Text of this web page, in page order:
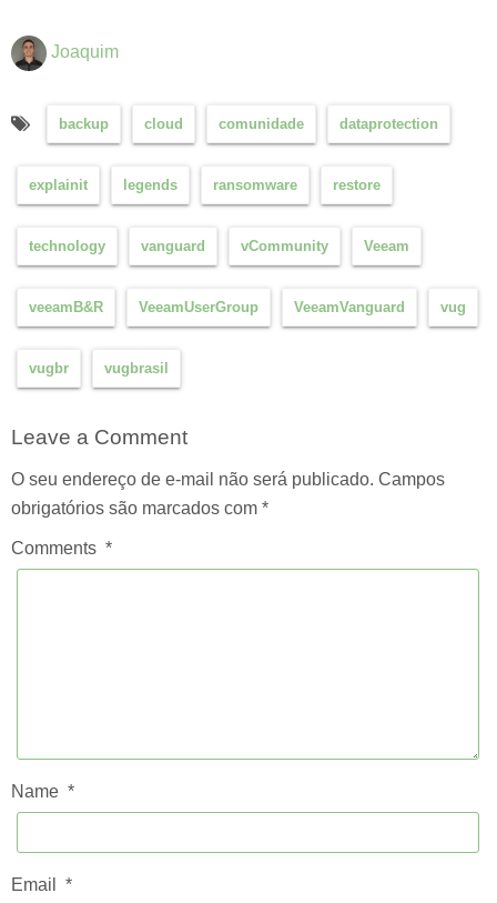
Joaquim
backup cloud comunidade dataprotection
explainit legends ransomware restore
technology vanguard vCommunity Veeam
veeamB&R VeeamUserGroup VeeamVanguard vug
vugbr vugbrasil
Leave a Comment
O seu endereço de e-mail não será publicado. Campos
obrigatórios são marcados com *
Comments *
Name *
Email *